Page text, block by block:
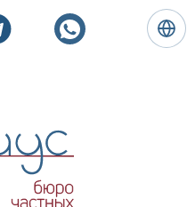
语